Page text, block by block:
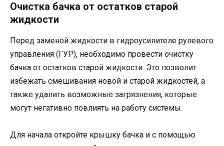
Очистка бачка от остатков старой
жидкости
Перед заменой жидкости в гидроусилителе рулевого
управления (ГУР), необходимо провести очистку
бачка от остатков старой жидкости. Это позволит
избежать смешивания новой и старой жидкостей, а
также удалить возможные загрязнения, которые
могут негативно повлиять на работу системы.
Для начала откройте крышку бачка и с помощью